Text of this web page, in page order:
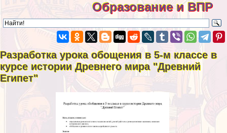
Образование и ВПР
Разработка урока обощения в 5-м классе в
курсе истории Древнего мира "Древний
Египет"